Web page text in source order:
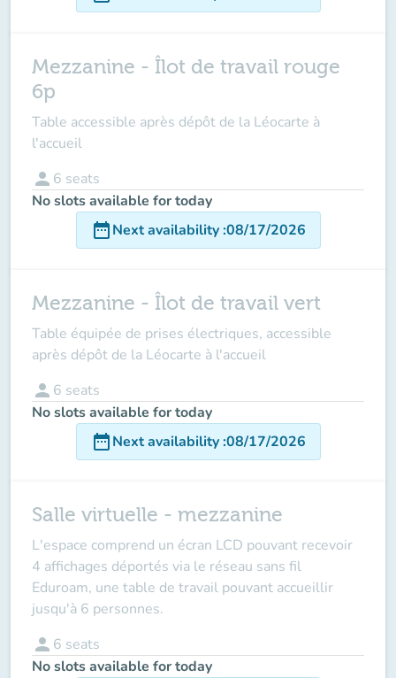
Mezzanine - Îlot de travail rouge
6p
Table accessible après dépôt de la Léocarte à
l'accueil
person 6 seats
No slots available for today
date_rangeNext availability:08/17/2026
Mezzanine - Îlot de travail vert
Table équipée de prises électriques, accessible
après dépôt de la Léocarte à l'accueil
person 6 seats
No slots available for today
date_rangeNext availability:08/17/2026
Salle virtuelle - mezzanine
L'espace comprend un écran LCD pouvant recevoir
4 affichages déportés via le réseau sans fil
Eduroam, une table de travail pouvant accueillir
jusqu'à 6 personnes.
person 6 seats
No slots available for today